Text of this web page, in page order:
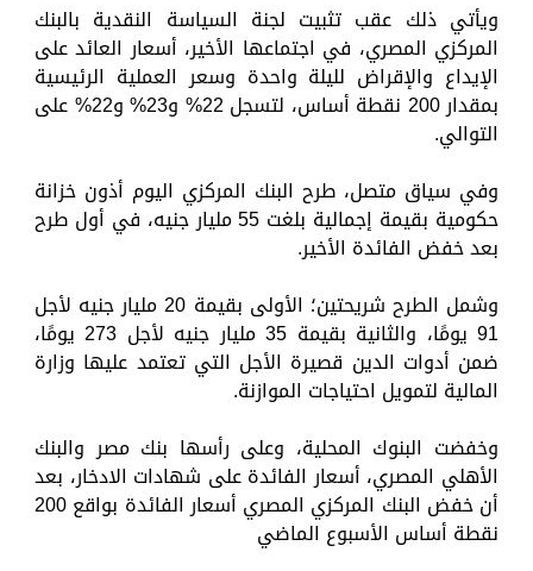
ويأتي ذلك عقب تثبيت لجنة السياسة النقدية بالبنك
المركزي المصري، في اجتماعها الأخير، أسعار العائد على
الإيداع والإقراض لليلة واحدة وسعر العملية الرئيسية
بمقدار 200 نقطة أساس، لتسجل 22% و23% و22% على
التوالي.
وفي سياق متصل، طرح البنك المركزي اليوم أذون خزانة
حكومية بقيمة إجمالية بلغت 55 مليار جنيه، في أول طرح
بعد خفض الفائدة الأخير.
وشمل الطرح شريحتين؛ الأولى بقيمة 20 مليار جنيه لأجل
91 يومًا، والثانية بقيمة 35 مليار جنيه لأجل 273 يومًا،
ضمن أدوات الدين قصيرة الأجل التي تعتمد عليها وزارة
المالية لتمويل احتياجات الموازنة.
وخفضت البنوك المحلية، وعلى رأسها بنك مصر والبنك
الأهلي المصري، أسعار الفائدة على شهادات الادخار، بعد
أن خفض البنك المركزي المصري أسعار الفائدة بواقع 200
نقطة أساس الأسبوع الماضي